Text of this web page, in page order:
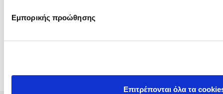
Εμπορικής προώθησης
Επιτρέπονται όλα τα